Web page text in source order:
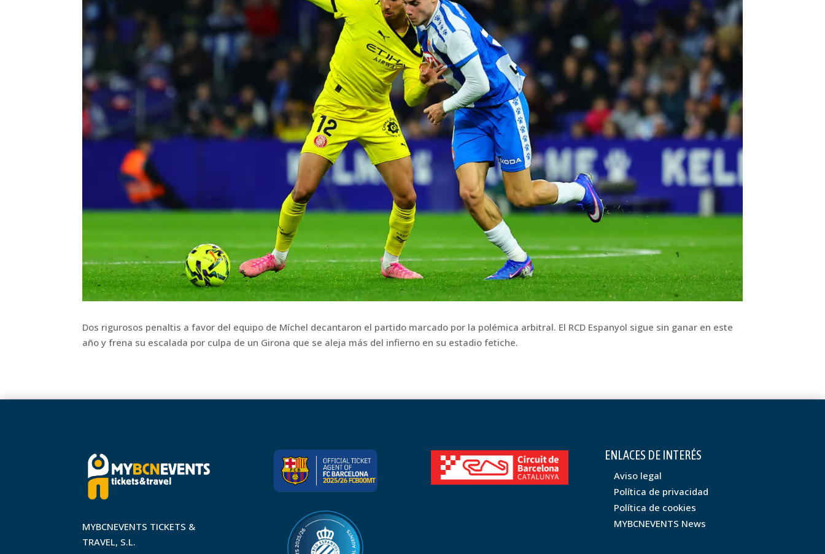
Dos rigurosos penaltis a favor del equipo de Míchel decantaron el partido marcado por la polémica arbitral. El RCD Espanyol sigue sin ganar en este
año y frena su escalada por culpa de un Girona que se aleja más del infierno en su estadio fetiche.
MYBCNEVENTS TICKETS &
TRAVEL, S.L.
ENLACES DE INTERÉS
Aviso legal
Política de privacidad
Política de cookies
MYBCNEVENTS News